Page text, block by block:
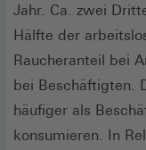
Jahr. Ca. zwei
Hälfte der
Raucheranteil bei
bei Beschäftigten.
häufiger als
konsumieren. In